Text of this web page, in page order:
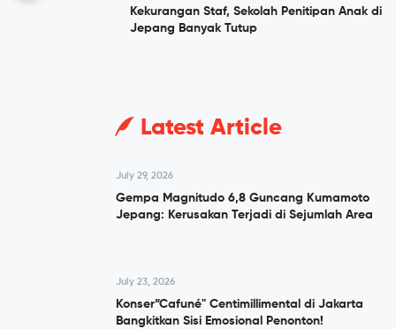
Kekurangan Staf, Sekolah Penitipan Anak di
Jepang Banyak Tutup
Latest Article
July 29, 2026
Gempa Magnitudo 6,8 Guncang Kumamoto
Jepang: Kerusakan Terjadi di Sejumlah Area
July 23, 2026
Konser”Cafuné" Centimillimental di Jakarta
Bangkitkan Sisi Emosional Penonton!